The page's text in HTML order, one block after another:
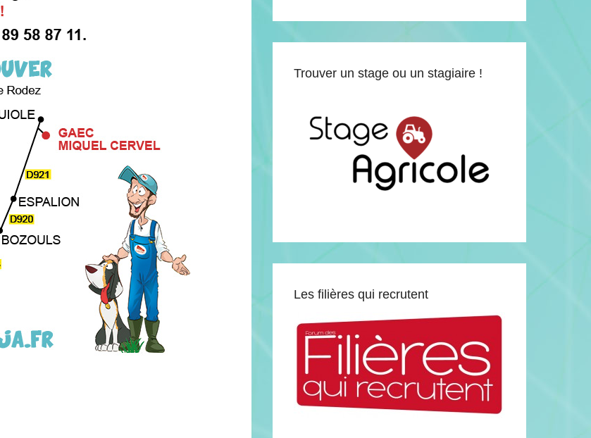
Trouver un stage ou un stagiaire !
Les filières qui recrutent